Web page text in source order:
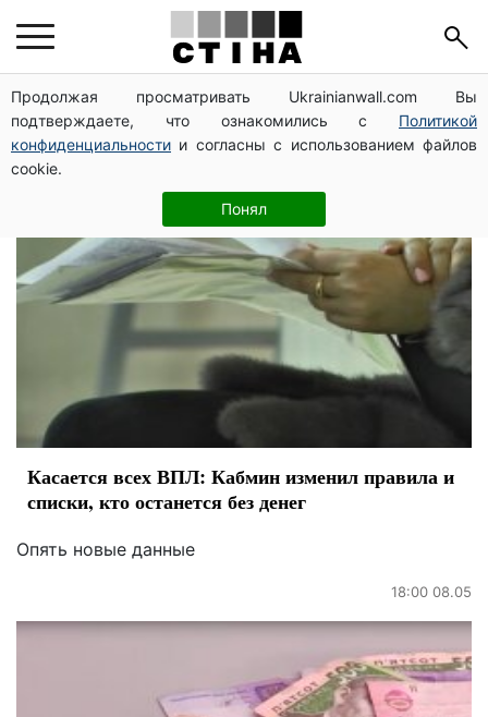
Продолжая просматривать Ukrainianwall.com Вы
подтверждаете, что ознакомились с Политикой
конфиденциальности и согласны с использованием файлов
cookie.
Понял
ВПЛ
Касается всех ВПЛ: Кабмин изменил правила и
списки, кто останется без денег
Опять новые данные
18:00 08.05